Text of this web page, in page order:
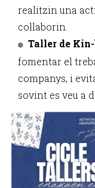
realitzin una
col·laborin.
Taller de
fomentar el
companys, i
sovint es veu a